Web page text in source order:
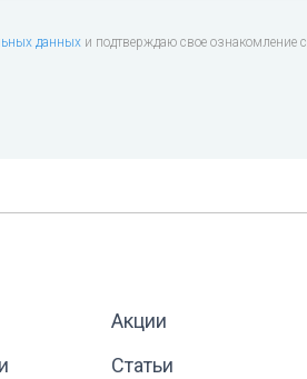
данных и подтверждаю свое ознакомление с
Акции
Статьи